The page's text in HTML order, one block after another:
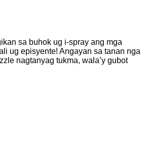
sa buhok ug i-spray ang mga
ug episyente! Angayan sa tanan nga
nagtanyag tukma, wala’y gubot